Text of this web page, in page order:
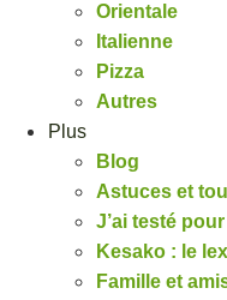
Orientale
Italienne
Pizza
Autres
Plus
Blog
Astuces et
J’ai testé
Kesako : le
Famille et